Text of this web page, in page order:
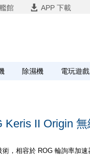
館 APP 下載
除濕機 電玩遊戲
Keris II Origin
，相容於 ROG 輪詢率加速